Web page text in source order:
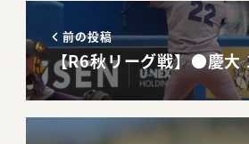
前の投稿
【R6秋リーグ戦】●慶